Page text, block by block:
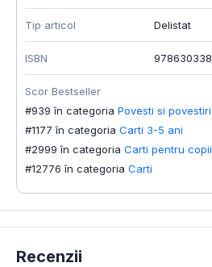
Tip articol Delistat
ISBN
Scor Bestseller
#939 în categoria Povesti si povestiri
#1177 în categoria Carti 3-5 ani
#2999 în categoria Carti pentru copii
#12776 în categoria Carti
Recenzii